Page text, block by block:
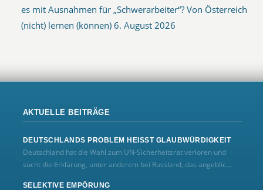
es mit Ausnahmen für „Schwerarbeiter“? Von Österreich
(nicht) lernen (können) 6. August 2026
AKTUELLE BEITRÄGE
DEUTSCHLANDS PROBLEM HEISST GLAUBWÜRDIGKEIT
Deutschland hat die Wahl zum UN‑Sicherheitsrat verloren und
sucht die Erklärung, unter anderem bei Russland, das angeblic...
SELEKTIVE EMPÖRUNG